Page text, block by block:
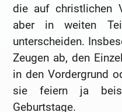
die auf christlichen
aber in weiten
unterscheiden.
Zeugen ab, den
in den Vordergrund
sie feiern ja
Geburtstage.